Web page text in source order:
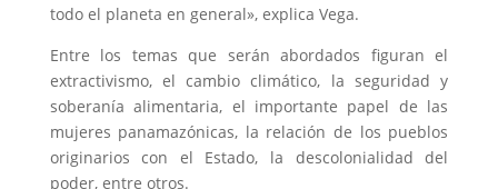
todo el planeta en general», explica Vega.
Entre los temas que serán abordados figuran el
extractivismo, el cambio climático, la seguridad y
soberanía alimentaria, el importante papel de las
mujeres panamazónicas, la relación de los pueblos
originarios con el Estado, la descolonialidad del
poder, entre otros.